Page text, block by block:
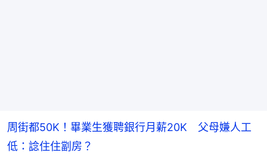
周街都50K！畢業生獲聘銀行月薪20K 父母嫌人工
低：諗住住劏房？